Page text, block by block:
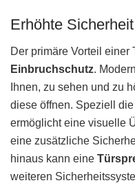
Erhöhte Sicherheit
Der primäre Vorteil
Einbruchschutz.
Ihnen, zu sehen und zu
diese öffnen. Speziell die
ermöglicht eine visuelle
eine zusätzliche
hinaus kann eine
weiteren